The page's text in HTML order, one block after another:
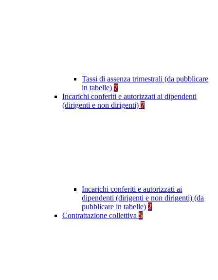
Tassi di assenza trimestrali (da pubblicare
in tabelle) 7
Incarichi conferiti e autorizzati ai dipendenti
(dirigenti e non dirigenti) 7
Incarichi conferiti e autorizzati ai
dipendenti (dirigenti e non dirigenti) (da
pubblicare in tabelle) 2
Contrattazione collettiva 5